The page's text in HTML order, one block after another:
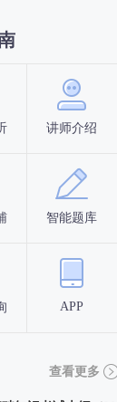
讲师介绍
智能题库
APP
查看更多